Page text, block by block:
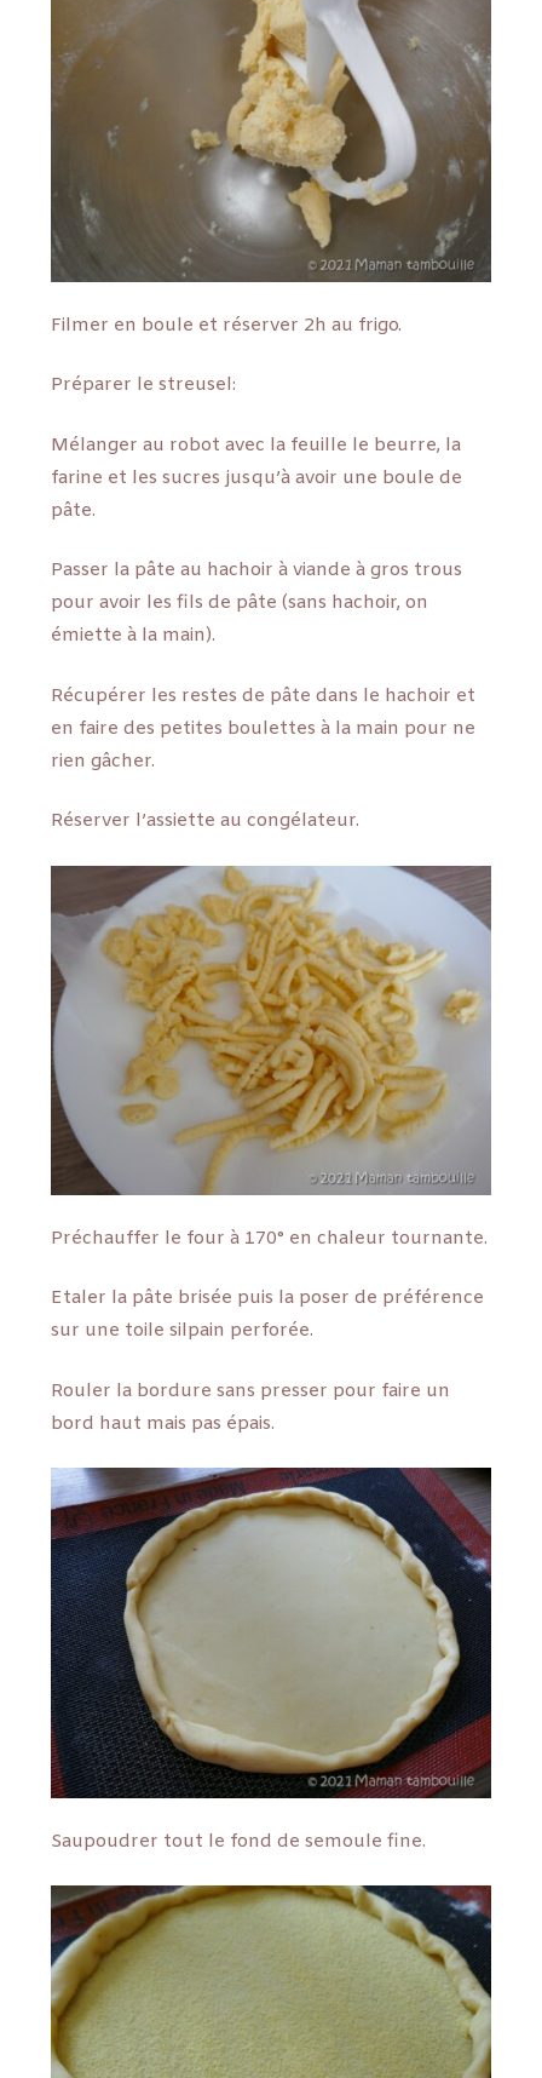
Filmer en boule et réserver 2h au frigo.
Préparer le streusel:
Mélanger au robot avec la feuille le beurre, la
farine et les sucres jusqu’à avoir une boule de
pâte.
Passer la pâte au hachoir à viande à gros trous
pour avoir les fils de pâte (sans hachoir, on
émiette à la main).
Récupérer les restes de pâte dans le hachoir et
en faire des petites boulettes à la main pour ne
rien gâcher.
Réserver l’assiette au congélateur.
Préchauffer le four à 170° en chaleur tournante.
Etaler la pâte brisée puis la poser de préférence
sur une toile silpain perforée.
Rouler la bordure sans presser pour faire un
bord haut mais pas épais.
Saupoudrer tout le fond de semoule fine.